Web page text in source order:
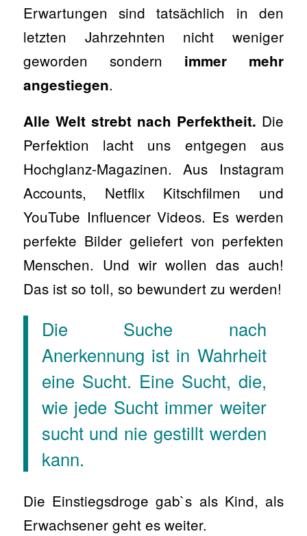
Erwartungen sind tatsächlich in den
letzten Jahrzehnten nicht weniger
geworden sondern immer mehr
angestiegen.
Alle Welt strebt nach Perfektheit. Die
Perfektion lacht uns entgegen aus
Hochglanz-Magazinen. Aus Instagram
Accounts, Netflix Kitschfilmen und
YouTube Influencer Videos. Es werden
perfekte Bilder geliefert von perfekten
Menschen. Und wir wollen das auch!
Das ist so toll, so bewundert zu werden!
Die Suche nach
Anerkennung ist in Wahrheit
eine Sucht. Eine Sucht, die,
wie jede Sucht immer weiter
sucht und nie gestillt werden
kann.
Die Einstiegsdroge gab`s als Kind, als
Erwachsener geht es weiter.